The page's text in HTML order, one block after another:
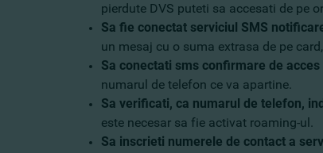
pierdute DVS puteti sa accesati de pe
Sa fie conectat serviciul SMS
un mesaj cu o suma extrasa de pe
Sa conectati sms confirmare de
numarul de telefon ce va apartine.
Sa verificati, ca numarul de telefon,
este necesar sa fie activat roaming-ul.
Sa inscrieti numerele de contact a